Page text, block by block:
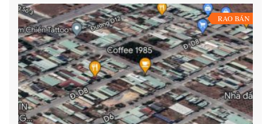
RAO BÁN